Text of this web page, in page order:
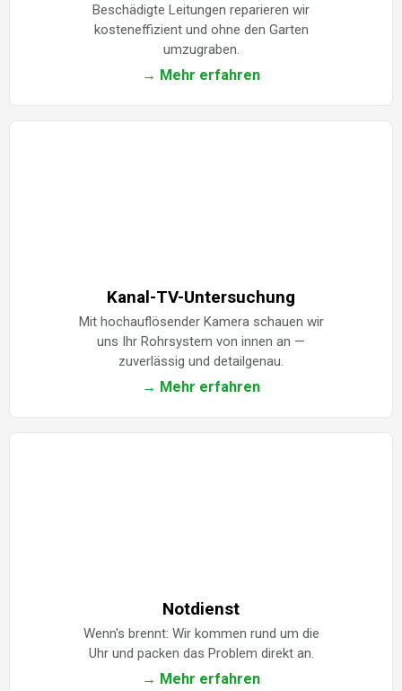
Beschädigte Leitungen reparieren wir
kosteneffizient und ohne den Garten
umzugraben.
→ Mehr erfahren
Kanal-TV-Untersuchung
Mit hochauflösender Kamera schauen wir
uns Ihr Rohrsystem von innen an —
zuverlässig und detailgenau.
→ Mehr erfahren
Notdienst
Wenn's brennt: Wir kommen rund um die
Uhr und packen das Problem direkt an.
→ Mehr erfahren